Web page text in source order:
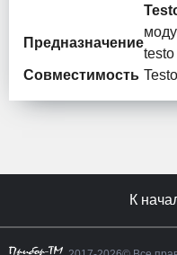
Предназначение
testo
Совместимость
К